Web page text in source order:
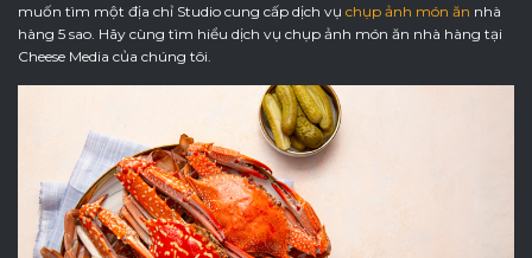
muốn tìm một địa chỉ Studio cung cấp dịch vụ chụp ảnh món ăn nhà
hàng 5 sao. Hãy cùng tìm hiểu dịch vụ chụp ảnh món ăn nhà hàng tại
Cheese Media của chúng tôi.